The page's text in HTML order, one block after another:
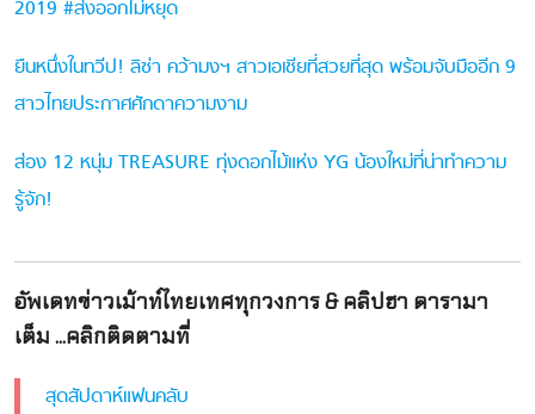
2019 #ส่งออกไม่หยุด
ยืนหนึ่งในทวีป! ลิซ่า คว้ามงฯ สาวเอเชียที่สวยที่สุด พร้อมจับมืออีก 9
สาวไทยประกาศศักดาความงาม
ส่อง 12 หนุ่ม TREASURE ทุ่งดอกไม้แห่ง YG น้องใหม่ที่น่าทำความ
รู้จัก!
อัพเดทข่าวเม้าท์ไทยเทศทุกวงการ & คลิปฮา ดารามา
เต็ม ...คลิกติดตามที่
สุดสัปดาห์แฟนคลับ